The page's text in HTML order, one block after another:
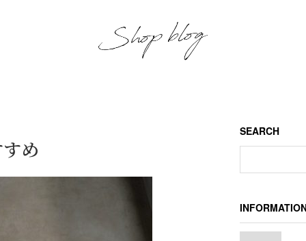
め
SEARCH